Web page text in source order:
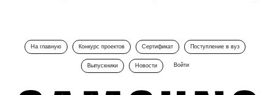
На главную Конкурс проектов Сертификат Поступление в вуз
Выпускники Новости Войти